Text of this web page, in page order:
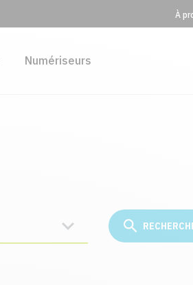
À
Numériseurs